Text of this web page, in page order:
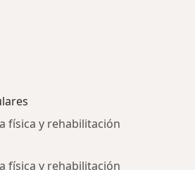
física y rehabilitación
física y rehabilitación